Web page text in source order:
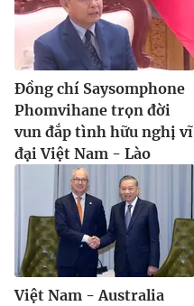
Đồng chí Saysomphone
Phomvihane trọn đời
vun đắp tình hữu nghị vĩ
đại Việt Nam - Lào
Việt Nam - Australia